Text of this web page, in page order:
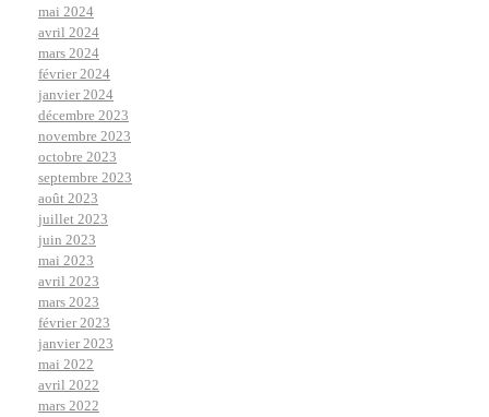
mai 2024
avril 2024
mars 2024
février 2024
janvier 2024
décembre 2023
novembre 2023
octobre 2023
septembre 2023
août 2023
juillet 2023
juin 2023
mai 2023
avril 2023
mars 2023
février 2023
janvier 2023
mai 2022
avril 2022
mars 2022